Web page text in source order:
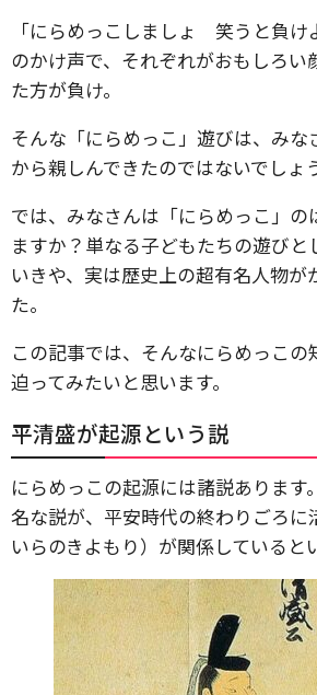
「にらめっこしましょ 笑うと負け
のかけ声で、それぞれがおもしろい
た方が負け。
そんな「にらめっこ」遊びは、みな
から親しんできたのではないでしょ
では、みなさんは「にらめっこ」の
ますか？単なる子どもたちの遊びと
いきや、実は歴史上の超有名人物が
た。
この記事では、そんなにらめっこの
迫ってみたいと思います。
平清盛が起源という説
にらめっこの起源には諸説あります
名な説が、平安時代の終わりごろに
いらのきよもり）が関係していると